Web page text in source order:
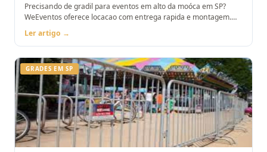
Precisando de gradil para eventos em alto da moóca em SP?
WeEventos oferece locacao com entrega rapida e montagem.
Orcamento pelo WhatsApp.
Ler artigo →
GRADES EM SP